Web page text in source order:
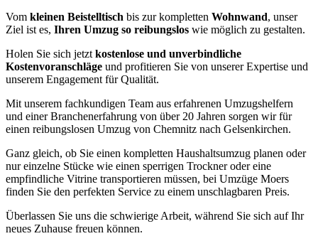
Vom kleinen Beistelltisch bis zur kompletten Wohnwand, unser
Ziel ist es, Ihren Umzug so reibungslos wie möglich zu gestalten.
Holen Sie sich jetzt kostenlose und unverbindliche
Kostenvoranschläge und profitieren Sie von unserer Expertise und
unserem Engagement für Qualität.
Mit unserem fachkundigen Team aus erfahrenen Umzugshelfern
und einer Branchenerfahrung von über 20 Jahren sorgen wir für
einen reibungslosen Umzug von Chemnitz nach Gelsenkirchen.
Ganz gleich, ob Sie einen kompletten Haushaltsumzug planen oder
nur einzelne Stücke wie einen sperrigen Trockner oder eine
empfindliche Vitrine transportieren müssen, bei Umzüge Moers
finden Sie den perfekten Service zu einem unschlagbaren Preis.
Überlassen Sie uns die schwierige Arbeit, während Sie sich auf Ihr
neues Zuhause freuen können.